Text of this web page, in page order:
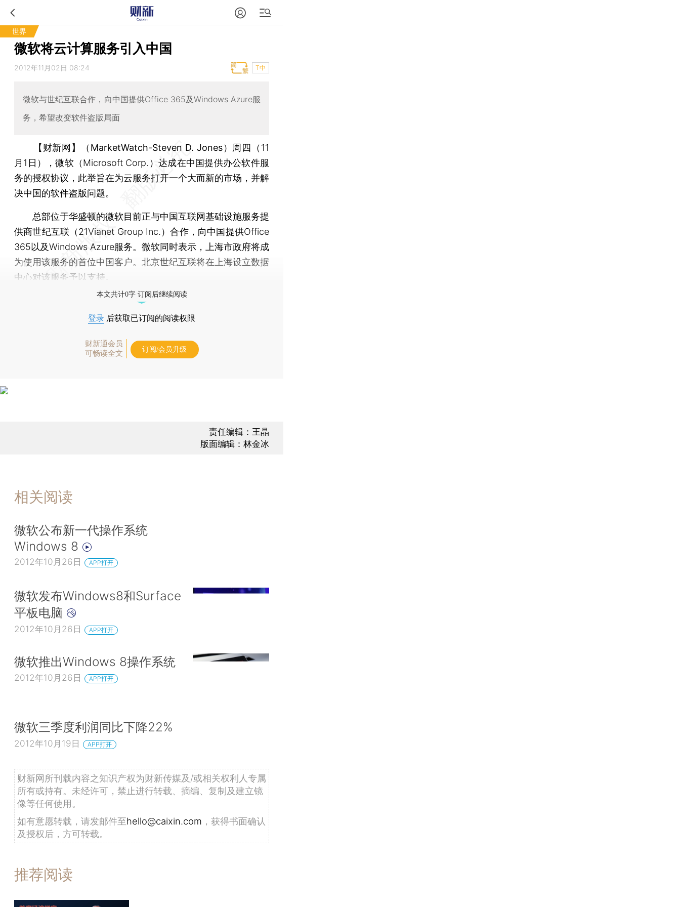
世界
微软将云计算服务引入中国
2012年11月02日 08:24 T中
微软与世纪互联合作，向中国提供Office 365及Windows Azure服
务，希望改变软件盗版局面
【财新网】（MarketWatch-Steven D. Jones） 周四（11
月1日），微软（Microsoft Corp.）达成在中国提供办公软件服
务的授权协议，此举旨在为云服务打开一个大而新的市场，并解
决中国的软件盗版问题。
总部位于华盛顿的微软目前正与中国互联网基础设施服务提
供商世纪互联（21Vianet Group Inc.）合作，向中国提供Office
365以及Windows Azure服务。微软同时表示，上海市政府将成
为使用该服务的首位中国客户。北京世纪互联将在上海设立数据
中心对该服务予以支持。
本文共计0字 订阅后继续阅读
登录 后获取已订阅的阅读权限
财新通会员
可畅读全文
订阅/会员升级
责任编辑：王晶
版面编辑：林金冰
相关阅读
微软公布新一代操作系统
Windows 8
2012年10月26日 APP打开
微软发布Windows8和Surface
平板电脑
2012年10月26日 APP打开
微软推出Windows 8操作系统
2012年10月26日 APP打开
微软三季度利润同比下降22%
2012年10月19日 APP打开
财新网所刊载内容之知识产权为财新传媒及/或相关权利人专属
所有或持有。未经许可，禁止进行转载、摘编、复制及建立镜
像等任何使用。
如有意愿转载，请发邮件至hello@caixin.com ，获得书面确认
及授权后，方可转载。
推荐阅读